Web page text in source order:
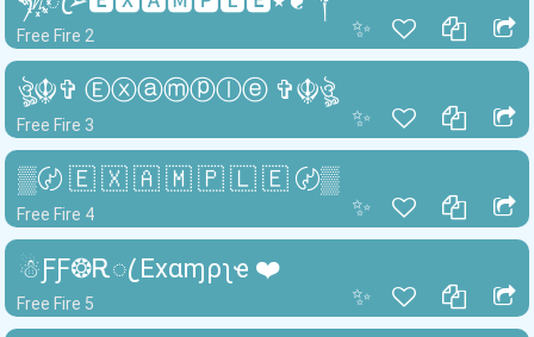
✨
Free Fire 2
✨
Free Fire 3
ঔৣ☬✞ Ⓔⓧⓐⓜⓟⓛⓔ ✞☬ঔৣ
✨
Free Fire 4
▒〄 🇪 🇽 🇦 🇲 🇵 🇱 🇪 〄▒
✨
Free Fire 5
☃︎ƑƑ❂Ꭱꦿ Exαɱρʅҽ ❤️